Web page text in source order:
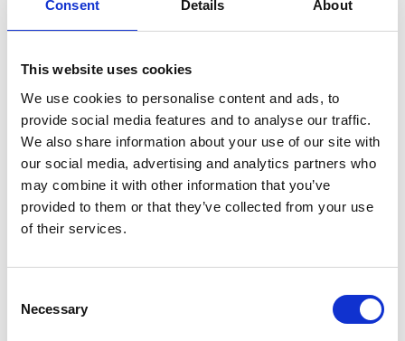
Consent Details About
This website uses cookies
We use cookies to personalise content and ads, to
provide social media features and to analyse our traffic.
We also share information about your use of our site with
our social media, advertising and analytics partners who
may combine it with other information that you’ve
provided to them or that they’ve collected from your use
of their services.
Selection
Necessary Tangierender Mischer